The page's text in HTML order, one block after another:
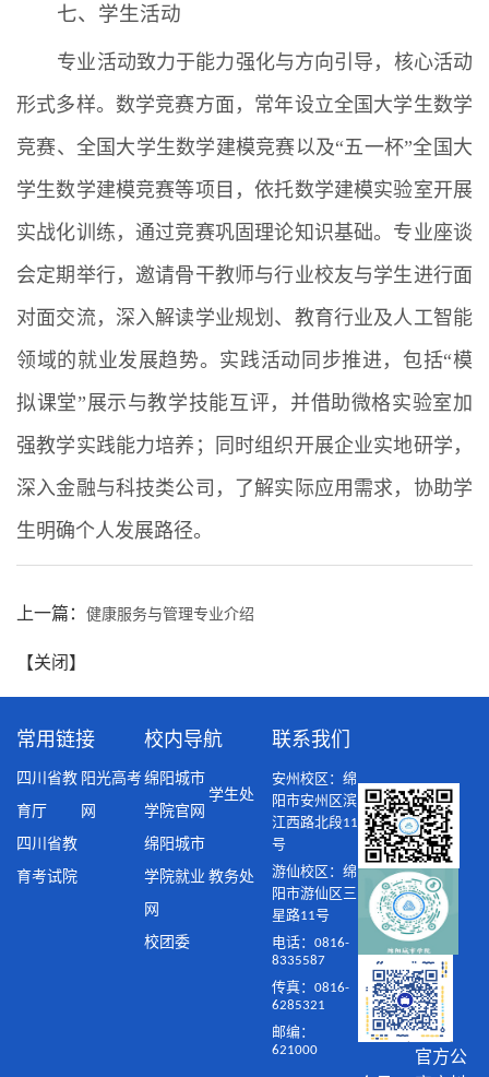
七、学生活动
专业活动致力于能力强化与方向引导，核心活动
形式多样。数学竞赛方面，常年设立全国大学生数学
竞赛、全国大学生数学建模竞赛以及“五一杯”全国大
学生数学建模竞赛等项目，依托数学建模实验室开展
实战化训练，通过竞赛巩固理论知识基础。专业座谈
会定期举行，邀请骨干教师与行业校友与学生进行面
对面交流，深入解读学业规划、教育行业及人工智能
领域的就业发展趋势。实践活动同步推进，包括“模
拟课堂”展示与教学技能互评，并借助微格实验室加
强教学实践能力培养；同时组织开展企业实地研学，
深入金融与科技类公司，了解实际应用需求，协助学
生明确个人发展路径。
上一篇： 健康服务与管理专业介绍
【关闭 】
常用链接
四川省教
育厅
阳光高考
网
四川省教
育考试院
校内导航
绵阳城市
学院官网
学生处
绵阳城市
学院就业
网
教务处
校团委
联系我们
安州校区：绵
阳市安州区滨
江西路北段11
号
游仙校区：绵
阳市游仙区三
星路11号
电话：0816-
8335587
传真：0816-
6285321
邮编：
621000
官方公